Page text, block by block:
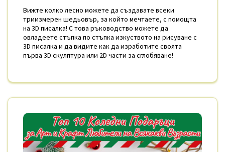
Вижте колко лесно можете да създавате всеки
триизмерен шедьовър, за който мечтаете, с помощта
на 3D писалка! С това ръководство можете да
овладеете стъпка по стъпка изкуството на рисуване с
3D писалка и да видите как да изработите своята
първa 3D скулптура или 2D части за сглобяване!